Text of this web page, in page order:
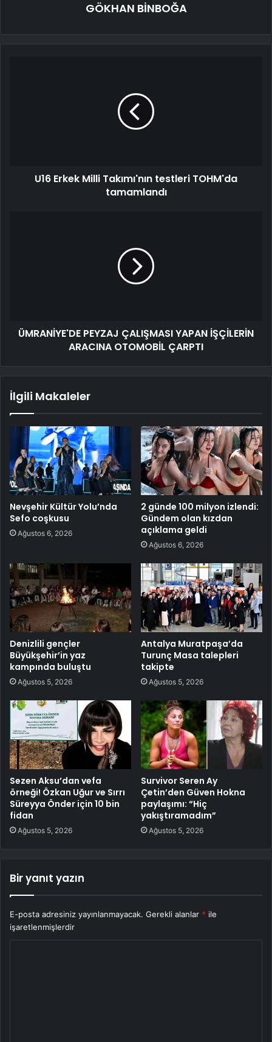
GÖKHAN BİNBOĞA
U16 Erkek Milli Takımı'nın testleri TOHM'da
tamamlandı
ÜMRANİYE'DE PEYZAJ ÇALIŞMASI YAPAN İŞÇİLERİN
ARACINA OTOMOBİL ÇARPTI
İlgili Makaleler
Nevşehir Kültür Yolu’nda
Sefo coşkusu
Ağustos 6, 2026
2 günde 100 milyon izlendi:
Gündem olan kızdan
açıklama geldi
Ağustos 6, 2026
Denizlili gençler
Büyükşehir’in yaz
kampında buluştu
Ağustos 5, 2026
Antalya Muratpaşa’da
Turunç Masa talepleri
takipte
Ağustos 5, 2026
Sezen Aksu’dan vefa
örneği! Özkan Uğur ve Sırrı
Süreyya Önder için 10 bin
fidan
Ağustos 5, 2026
Survivor Seren Ay
Çetin’den Güven Hokna
paylaşımı: “Hiç
yakıştıramadım”
Ağustos 5, 2026
Bir yanıt yazın
E-posta adresiniz yayınlanmayacak. Gerekli alanlar * ile
işaretlenmişlerdir